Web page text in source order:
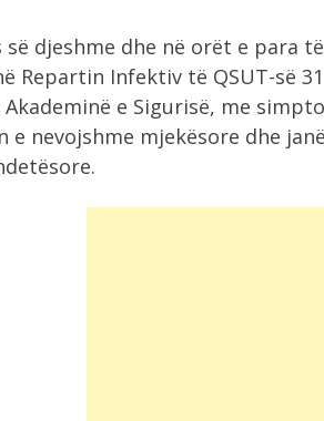
djeshme dhe në orët e para
Repartin Infektiv të QSUT-së
e Sigurisë, me
e nevojshme mjekësore dhe